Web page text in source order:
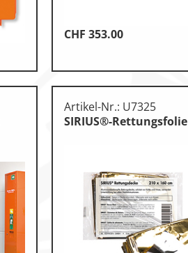
CHF 353.00
Artikel-Nr.: U7325
SIRIUS®-Rettungsfolie